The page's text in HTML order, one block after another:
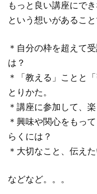
もっと良い講座にで
という想いがあること
＊自分の枠を超えて
は？
＊「教える」ことと
とりかた。
＊講座に参加して、
＊興味や関心をもっ
らくには？
＊大切なこと、伝え
などなど。。。